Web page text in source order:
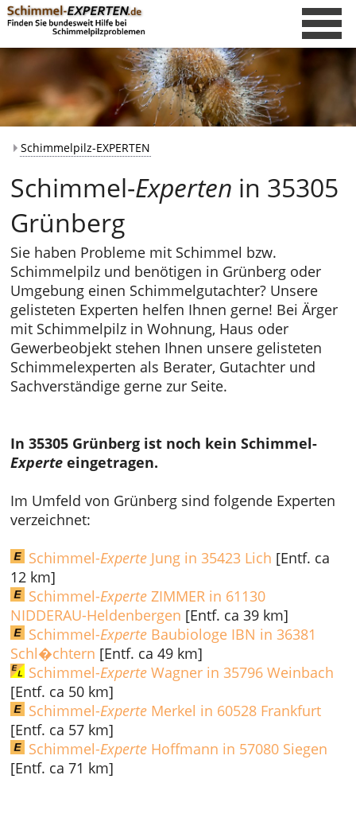
Schimmelpilz-EXPERTEN
Schimmel-Experten in 35305
Grünberg
Sie haben Probleme mit Schimmel bzw.
Schimmelpilz und benötigen in Grünberg oder
Umgebung einen Schimmelgutachter? Unsere
gelisteten Experten helfen Ihnen gerne! Bei Ärger
mit Schimmelpilz in Wohnung, Haus oder
Gewerbeobjekt stehen Ihnen unsere gelisteten
Schimmelexperten als Berater, Gutachter und
Sachverständige gerne zur Seite.
In 35305 Grünberg ist noch kein Schimmel-
Experte eingetragen.
Im Umfeld von Grünberg sind folgende Experten
verzeichnet:
Schimmel-Experte Jung in 35423 Lich [Entf. ca
12 km]
Schimmel-Experte ZIMMER in 61130
NIDDERAU-Heldenbergen [Entf. ca 39 km]
Schimmel-Experte Baubiologe IBN in 36381
Schl�chtern [Entf. ca 49 km]
Schimmel-Experte Wagner in 35796 Weinbach
[Entf. ca 50 km]
Schimmel-Experte Merkel in 60528 Frankfurt
[Entf. ca 57 km]
Schimmel-Experte Hoffmann in 57080 Siegen
[Entf. ca 71 km]